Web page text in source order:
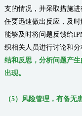
支的情况，并采取措施
任要迅速做出反应，及
能够及时将问题反馈给
织相关人员进行讨论和分
结和反思，分析问题产
出现。
（5） 风险管理，有备无